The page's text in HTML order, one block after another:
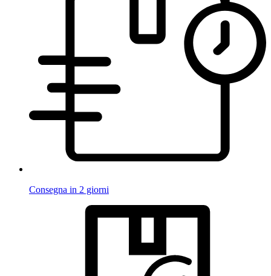
Consegna in 2 giorni